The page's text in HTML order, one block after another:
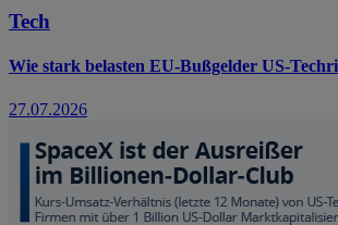
Tech
Wie stark belasten EU-Bußgelder US-
27.07.2026